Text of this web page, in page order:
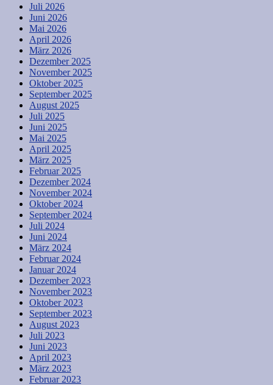
Juli 2026
Juni 2026
Mai 2026
April 2026
März 2026
Dezember 2025
November 2025
Oktober 2025
September 2025
August 2025
Juli 2025
Juni 2025
Mai 2025
April 2025
März 2025
Februar 2025
Dezember 2024
November 2024
Oktober 2024
September 2024
Juli 2024
Juni 2024
März 2024
Februar 2024
Januar 2024
Dezember 2023
November 2023
Oktober 2023
September 2023
August 2023
Juli 2023
Juni 2023
April 2023
März 2023
Februar 2023